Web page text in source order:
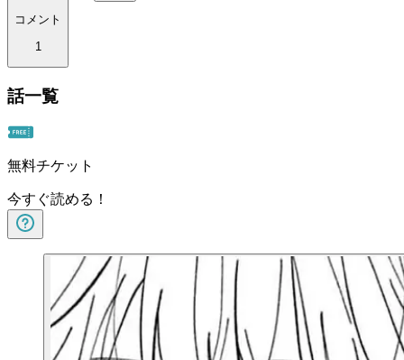
コメント
1
話一覧
無料チケット
今すぐ読める！